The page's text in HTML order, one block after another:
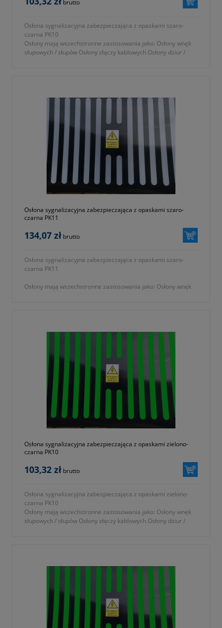
brutto
Osłona sygnalizacyjna zabezpieczająca z opaskami szaro-
czarna PK10
Osłony mają wszechstronne zastosowania jako: Osłony wnęk
słupowych / słupów Osłony złączy kablowych Osłony dziur /
Osłona sygnalizacyjna zabezpieczająca z opaskami szaro-
czarna PK11
134,07 zł brutto
Osłona sygnalizacyjna zabezpieczająca z opaskami szaro-
czarna PK11
Osłony mają wszechstronne zastosowania jako: Osłony wnęk
Osłona sygnalizacyjna zabezpieczająca z opaskami zielono-
czarna PK10
103,32 zł brutto
Osłona sygnalizacyjna zabezpieczająca z opaskami zielono-
czarna PK10
Osłony mają wszechstronne zastosowania jako: Osłony wnęk
słupowych / słupów Osłony złączy kablowych Osłony dziur /